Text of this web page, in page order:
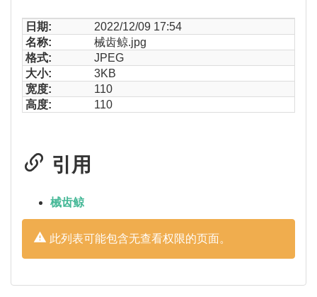
日期:
2022/12/09 17:54
名称:
械齿鲸.jpg
格式:
JPEG
大小:
3KB
宽度:
110
高度:
110
引用
械齿鲸
此列表可能包含无查看权限的页面。